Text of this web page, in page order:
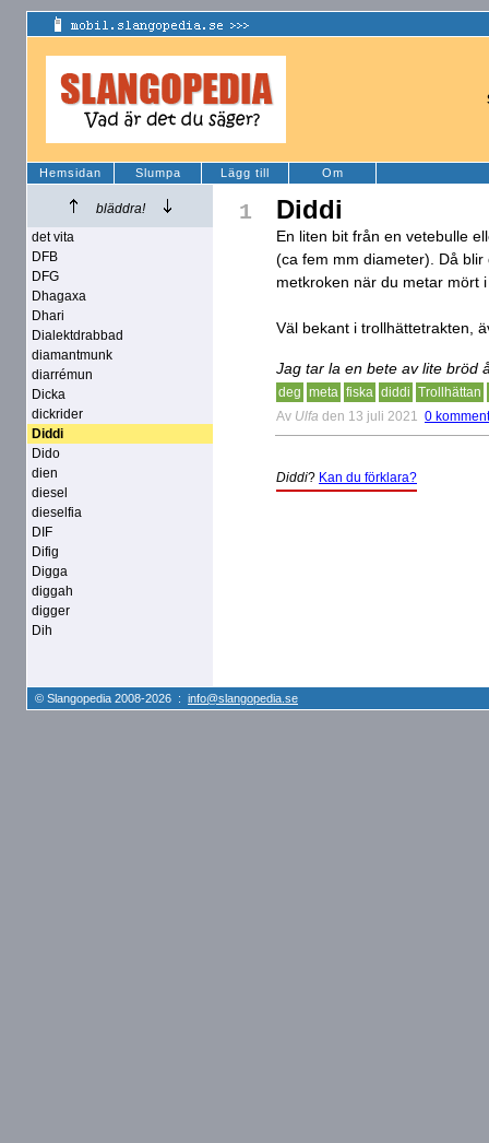
Hemsidan Slumpa Lägg till Om
bläddra!
det vita
DFB
DFG
Dhagaxa
Dhari
Dialektdrabbad
diamantmunk
diarrémun
Dicka
dickrider
Diddi
Dido
dien
diesel
dieselfia
DIF
Difig
Digga
diggah
digger
Dih
1 Diddi
En liten bit från en vetebulle
(ca fem mm diameter). Då
metkroken när du metar mört
Väl bekant i trollhättetrakten,
Jag tar la en bete av lite bröd
deg meta fiska diddi Trollhättan
Av Ulfa den 13 juli 2021 0
Diddi? Kan du förklara?
© Slangopedia 2008-2026 : info@slangopedia.se